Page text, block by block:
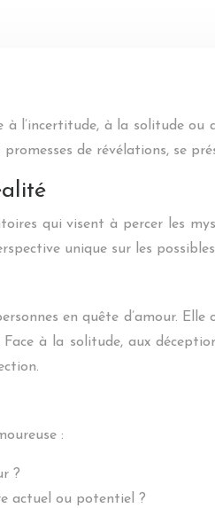
l’incertitude, à la solitude
de révélations, se
qui visent à percer les
unique sur les
en quête d’amour.
à la solitude, aux
:
?
actuel ou potentiel ?